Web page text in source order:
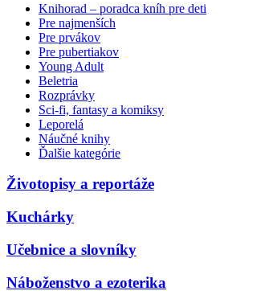
Knihorad – poradca kníh pre deti
Pre najmenších
Pre prvákov
Pre pubertiakov
Young Adult
Beletria
Rozprávky
Sci-fi, fantasy a komiksy
Leporelá
Náučné knihy
Ďalšie kategórie
Životopisy a reportáže
Kuchárky
Učebnice a slovníky
Náboženstvo a ezoterika